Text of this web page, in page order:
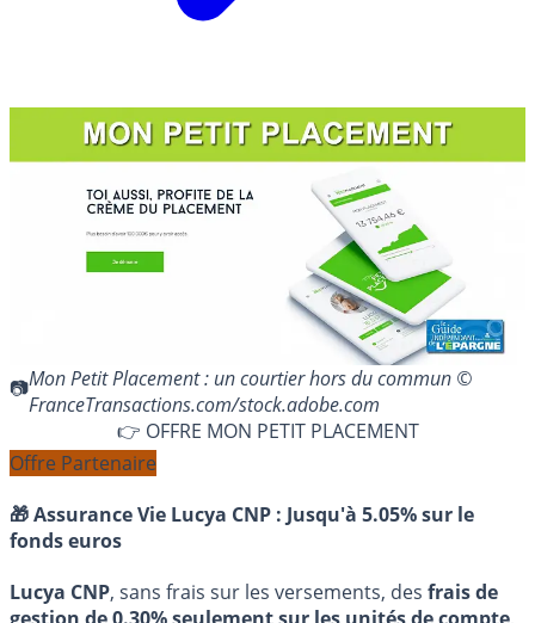
Mon Petit Placement : un courtier hors du commun ©
FranceTransactions.com/stock.adobe.com
👉 OFFRE MON PETIT PLACEMENT
Offre Partenaire
🎁 Assurance Vie Lucya CNP : Jusqu'à 5.05% sur le
fonds euros
Lucya CNP, sans frais sur les versements, des frais de